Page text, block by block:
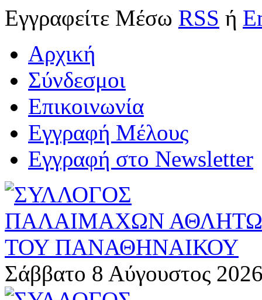
Εγγραφείτε Μέσω RSS ή
Αρχική
Σύνδεσμοι
Επικοινωνία
Εγγραφή Μέλους
Εγγραφή στο Newsletter
Σάββατο 8 Αύγουστος